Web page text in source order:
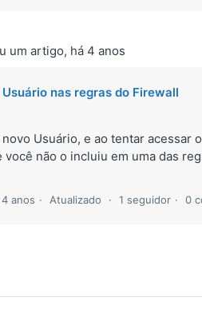
um artigo, há 4 anos
nas regras do Firewall
Usuário, e ao tentar acessar
não o incluiu em uma das
4 anos Atualizado 1 seguidor 0